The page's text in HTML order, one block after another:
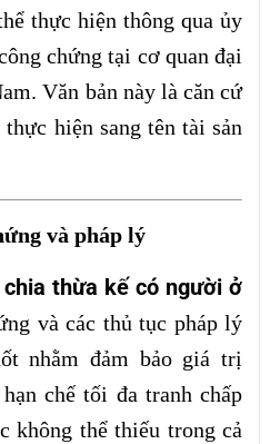
thực hiện thông qua ủy
chứng tại cơ quan đại
Văn bản này là căn cứ
hiện sang tên tài sản
và pháp lý
chia thừa kế có người ở
và các thủ tục pháp lý
nhằm đảm bảo giá trị
chế tối đa tranh chấp
không thể thiếu trong cả